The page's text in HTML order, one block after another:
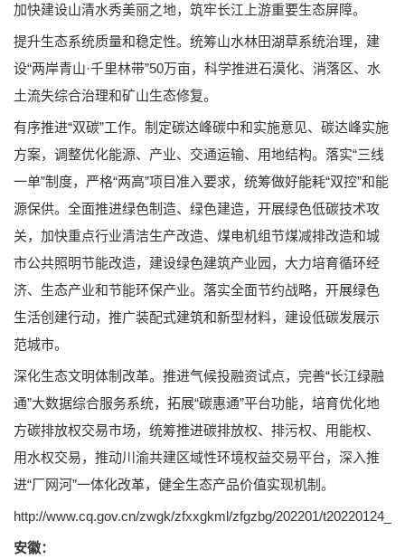
加快建设山清水秀美丽之地，筑牢长江上游重要生态屏障。
提升生态系统质量和稳定性。统筹山水林田湖草系统治理，建
设“两岸青山·千里林带”50万亩，科学推进石漠化、消落区、水
土流失综合治理和矿山生态修复。
有序推进“双碳”工作。制定碳达峰碳中和实施意见、碳达峰实施
方案，调整优化能源、产业、交通运输、用地结构。落实“三线
一单”制度，严格“两高”项目准入要求，统筹做好能耗“双控”和能
源保供。全面推进绿色制造、绿色建造，开展绿色低碳技术攻
关，加快重点行业清洁生产改造、煤电机组节煤减排改造和城
市公共照明节能改造，建设绿色建筑产业园，大力培育循环经
济、生态产业和节能环保产业。落实全面节约战略，开展绿色
生活创建行动，推广装配式建筑和新型材料，建设低碳发展示
范城市。
深化生态文明体制改革。推进气候投融资试点，完善“长江绿融
通”大数据综合服务系统，拓展“碳惠通”平台功能，培育优化地
方碳排放权交易市场，统筹推进碳排放权、排污权、用能权、
用水权交易，推动川渝共建区域性环境权益交易平台，深入推
进“厂网河”一体化改革，健全生态产品价值实现机制。
http://www.cq.gov.cn/zwgk/zfxxgkml/zfgzbg/202201/
安徽：